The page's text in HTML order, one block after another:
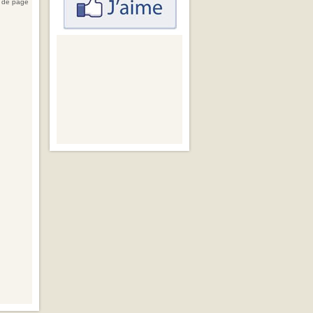
de page